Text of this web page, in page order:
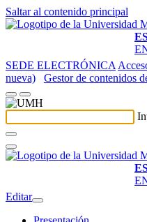
Saltar al contenido principal
SEDE ELECTRÓNICA
nueva)
Gestor de contenidos
Editar